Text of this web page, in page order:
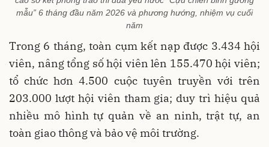
mẫu” 6 tháng đầu năm 2026 và phương hướng, nhiệm vụ cuối
năm
Trong 6 tháng, toàn cụm kết nạp được 3.434 hội
viên, nâng tổng số hội viên lên 155.470 hội viên;
tổ chức hơn 4.500 cuộc tuyên truyền với trên
203.000 lượt hội viên tham gia; duy trì hiệu quả
nhiều mô hình tự quản về an ninh, trật tự, an
toàn giao thông và bảo vệ môi trường.